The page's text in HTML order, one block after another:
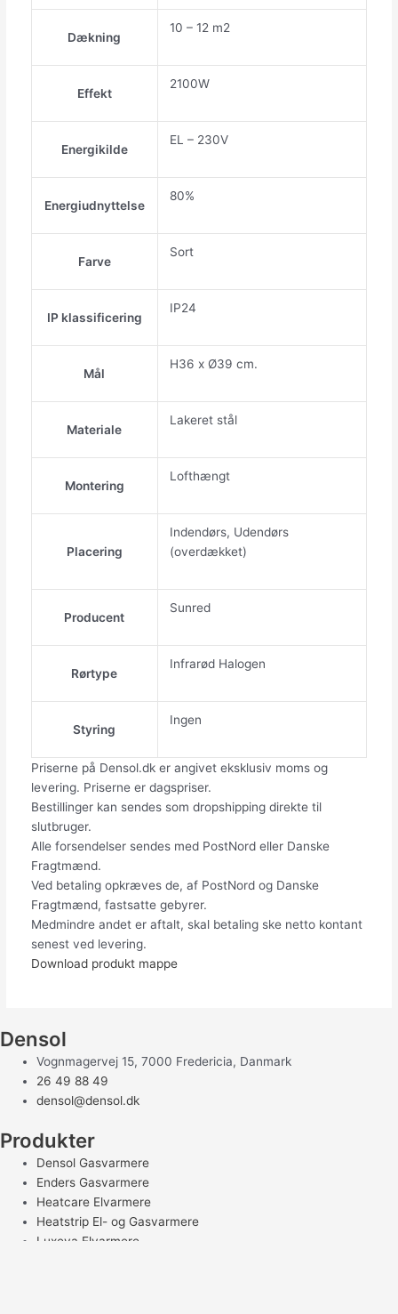
Dækning
10 – 12 m2
Effekt
2100W
Energikilde
EL – 230V
Energiudnyttelse
80%
Farve
Sort
IP klassificering
IP24
Mål
H36 x Ø39 cm.
Materiale
Lakeret stål
Montering
Lofthængt
Placering
Indendørs, Udendørs
(overdækket)
Producent
Sunred
Rørtype
Infrarød Halogen
Styring
Ingen
Priserne på Densol.dk er angivet eksklusiv moms og
levering. Priserne er dagspriser.
Bestillinger kan sendes som dropshipping direkte til
slutbruger.
Alle forsendelser sendes med PostNord eller Danske
Fragtmænd.
Ved betaling opkræves de, af PostNord og Danske
Fragtmænd, fastsatte gebyrer.
Medmindre andet er aftalt, skal betaling ske netto kontant
senest ved levering.
Download produkt mappe
Densol
Vognmagervej 15, 7000 Fredericia, Danmark
26 49 88 49
densol@densol.dk
Produkter
Densol Gasvarmere
Enders Gasvarmere
Heatcare Elvarmere
Heatstrip El- og Gasvarmere
Luxeva Elvarmere